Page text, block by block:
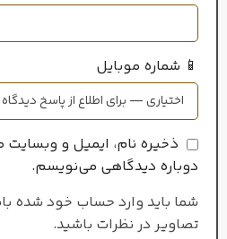
📱 شماره موبایل
ذخیره نام، ایمیل و وبسایت
دوباره دیدگاهی می‌نویسم.
شما باید وارد حساب خود شده
تصاویر در نظرات باشید.